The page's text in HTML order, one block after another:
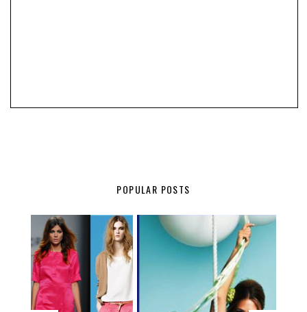
POPULAR POSTS